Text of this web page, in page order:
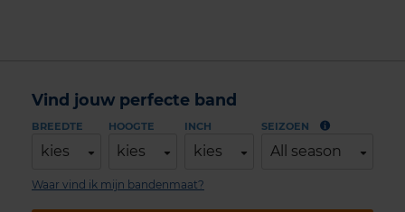
Vind jouw perfecte band
BREEDTE
kies
HOOGTE
kies
INCH
kies
SEIZOEN
All season
Waar vind ik mijn bandenmaat?